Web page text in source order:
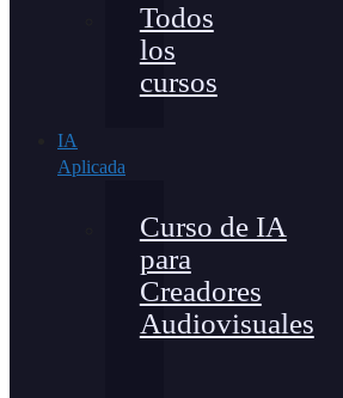
Todos
los
cursos
IA
Aplicada
Curso de IA
para
Creadores
Audiovisuales